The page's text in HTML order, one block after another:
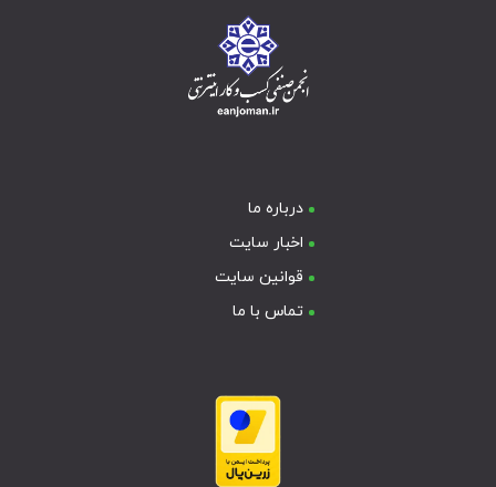
درباره ما
اخبار سایت
قوانین سایت
تماس با ما